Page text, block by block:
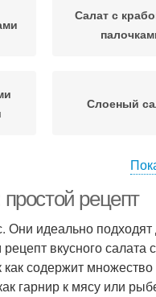
Салат с
Слоеный
Салат с
рецепт
Они идеально подходят
вкусного салата
содержит множество
гарнир к мясу или